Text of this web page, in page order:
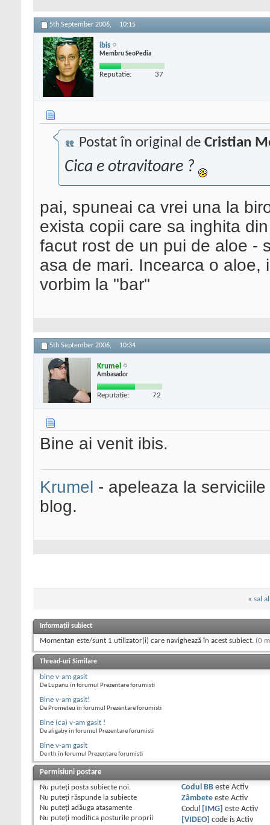
5th September 2006, 10:15
ibis
Membru SeoPedia
Reputatie: 37
Postat în original de Cristian
Cica e otravitoare ?
pai, spuneai ca vrei una la
exista copii care sa inghita
facut rost de un pui de aloe -
asa de mari. Incearca o aloe,
vorbim la "bar"
5th September 2006, 10:34
Krumel
Ambasador
Reputatie: 72
Bine ai venit ibis.
Krumel - apeleaza la
blog.
« sal
Informații subiect
Momentan este/sunt 1 utilizator(i) care navighează în acest subiect. (0
Thread-uri Similare
bine v-am gasit
De Lupanu în forumul Prezentare forumisti
Bine v-am gasit!
De Prometeu în forumul Prezentare forumisti
Bine (ca) v-am gasit !
De aligaby în forumul Prezentare forumisti
Bine v-am gasit
De rth în forumul Prezentare forumisti
Permisiuni postare
Nu puteţi posta subiecte noi.
Nu puteţi răspunde la subiecte
Nu puteţi adăuga ataşamente
Nu puteţi modifica posturile proprii
Codul BBeste Activ
Zâmbeteeste Activ
Codul
[IMG] este Activ
[VIDEO]
code is Activ